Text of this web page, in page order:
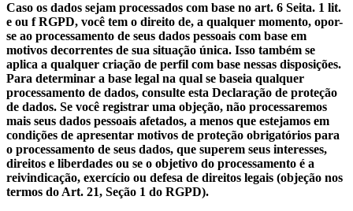
Caso os dados sejam processados com base no art. 6 Seita. 1 lit.
e ou f RGPD, você tem o direito de, a qualquer momento, opor-
se ao processamento de seus dados pessoais com base em
motivos decorrentes de sua situação única. Isso também se
aplica a qualquer criação de perfil com base nessas disposições.
Para determinar a base legal na qual se baseia qualquer
processamento de dados, consulte esta Declaração de proteção
de dados. Se você registrar uma objeção, não processaremos
mais seus dados pessoais afetados, a menos que estejamos em
condições de apresentar motivos de proteção obrigatórios para
o processamento de seus dados, que superem seus interesses,
direitos e liberdades ou se o objetivo do processamento é a
reivindicação, exercício ou defesa de direitos legais (objeção nos
termos do Art. 21, Seção 1 do RGPD).